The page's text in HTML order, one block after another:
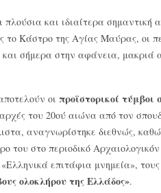
πλούσια και ιδιαίτερα σημαντική
το Κάστρο της Αγίας Μαύρας, οι
σήμερα στην αφάνεια, μακριά
οι προϊστορικοί τύμβοι
του 20ού αιώνα από τον
αναγνωρίστηκε διεθνώς,
του στο περιοδικό
επιτάφια μνημεία»,
ολοκλήρου της Ελλάδος».